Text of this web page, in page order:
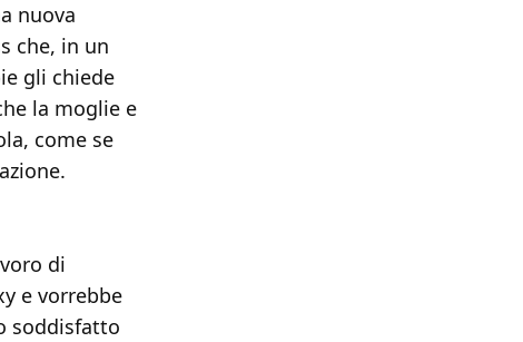
nuova
che, in un
gli chiede
la moglie e
come se
di
e vorrebbe
soddisfatto